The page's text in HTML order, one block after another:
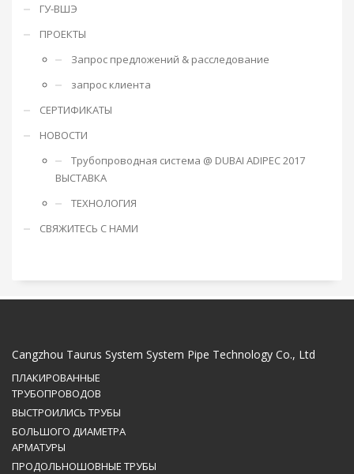
ГУ-ВШЭ
ПРОЕКТЫ
Запрос предложений & расследование
запрос клиента
СЕРТИФИКАТЫ
НОВОСТИ
Трубопроводная система @ DUBAI ADIPEC 2017
ВЫСТАВКА
ТЕХНОЛОГИЯ
СВЯЖИТЕСЬ С НАМИ
Cangzhou Taurus System System Pipe Technology Co., Ltd
ПЛАКИРОВАННЫЕ
ТРУБОПРОВОДОВ
ВЫСТРОИЛИСЬ ТРУБЫ
БОЛЬШОГО ДИАМЕТРА
АРМАТУРЫ
ПРОДОЛЬНОШОВНЫЕ ТРУБЫ